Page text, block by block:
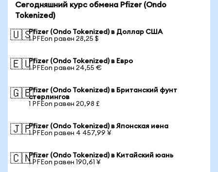
Сегодняшний курс обмена Pfizer (Ondo
Tokenized)
🇺🇸Pfizer (Ondo Tokenized) в Доллар США
1 PFEon равен 28,25 $
🇪🇺Pfizer (Ondo Tokenized) в Евро
1 PFEon равен 24,55 €
🇬🇧Pfizer (Ondo Tokenized) в Британский фунт
стерлингов
1 PFEon равен 20,98 £
🇯🇵Pfizer (Ondo Tokenized) в Японская иена
1 PFEon равен 4 457,99 ¥
🇨🇳Pfizer (Ondo Tokenized) в Китайский юань
1 PFEon равен 190,61 ¥